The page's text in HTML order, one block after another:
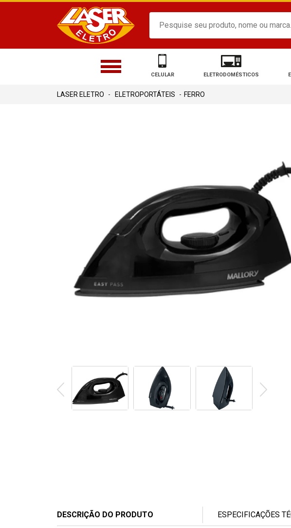
CELULAR ELETRODOMÉSTICOS
ELETROPORTÁTEIS FERRO
DESCRIÇÃO DO PRODUTO ESPECIFICAÇÕES